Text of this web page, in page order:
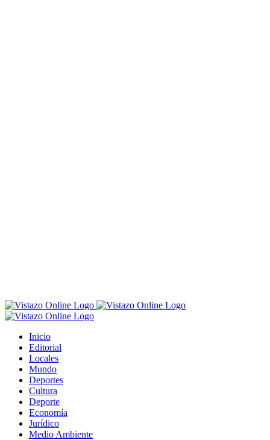
Inicio
Editorial
Locales
Mundo
Deportes
Cultura
Deporte
Economía
Jurídico
Medio Ambiente